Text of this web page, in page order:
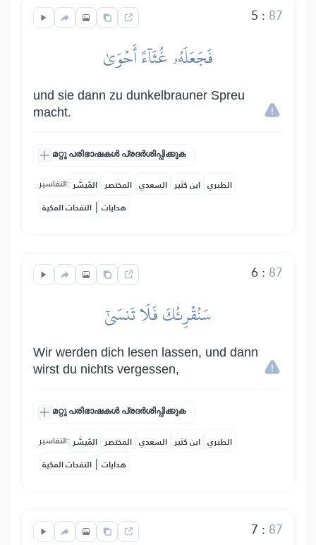
5 : 87
فَجَعَلَهُۥ غُثَآءً أَحۡوَىٰ
und sie dann zu dunkelbrauner Spreu
macht.
മറ്റു പരിഭാഷകൾ പ്രദർശിപ്പിക്കുക
التفاسير: المُيسَّر المختصر السعدي ابن كثير الطبري
النفحات المكية | هدايات
6: 87
سَنُقۡرِئُكَ فَلَا تَنسَىٰٓ
Wir werden dich lesen lassen, und dann
wirst du nichts vergessen,
മറ്റു പരിഭാഷകൾ പ്രദർശിപ്പിക്കുക
التفاسير: المُيسَّر المختصر السعدي ابن كثير الطبري
النفحات المكية | هدايات
7 : 87